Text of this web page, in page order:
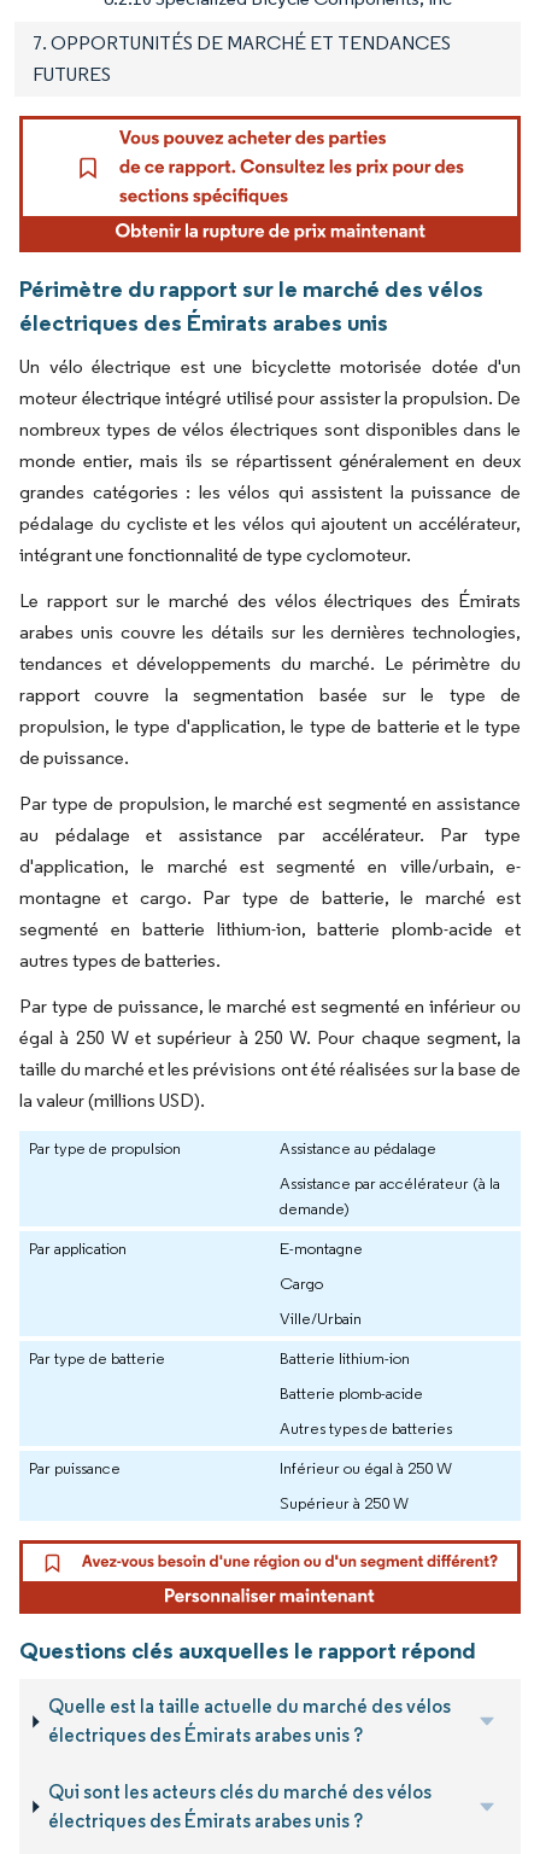
7. OPPORTUNITÉS DE MARCHÉ ET TENDANCES
FUTURES
Périmètre du rapport sur le marché des vélos
électriques des Émirats arabes unis
Un vélo électrique est une bicyclette motorisée dotée d'un
moteur électrique intégré utilisé pour assister la propulsion. De
nombreux types de vélos électriques sont disponibles dans le
monde entier, mais ils se répartissent généralement en deux
grandes catégories : les vélos qui assistent la puissance de
pédalage du cycliste et les vélos qui ajoutent un accélérateur,
intégrant une fonctionnalité de type cyclomoteur.
Le rapport sur le marché des vélos électriques des Émirats
arabes unis couvre les détails sur les dernières technologies,
tendances et développements du marché. Le périmètre du
rapport couvre la segmentation basée sur le type de
propulsion, le type d'application, le type de batterie et le type
de puissance.
Par type de propulsion, le marché est segmenté en assistance
au pédalage et assistance par accélérateur. Par type
d'application, le marché est segmenté en ville/urbain, e-
montagne et cargo. Par type de batterie, le marché est
segmenté en batterie lithium-ion, batterie plomb-acide et
autres types de batteries.
Par type de puissance, le marché est segmenté en inférieur ou
égal à 250 W et supérieur à 250 W. Pour chaque segment, la
taille du marché et les prévisions ont été réalisées sur la base de
la valeur (millions USD).
Par type de propulsion
Assistance au pédalage
Assistance par accélérateur (à la
demande)
Par application
E-montagne
Cargo
Ville/Urbain
Par type de batterie
Batterie lithium-ion
Batterie plomb-acide
Autres types de batteries
Par puissance
Inférieur ou égal à 250 W
Supérieur à 250 W
Questions clés auxquelles le rapport répond
Quelle est la taille actuelle du marché des vélos
électriques des Émirats arabes unis ?
Qui sont les acteurs clés du marché des vélos
électriques des Émirats arabes unis ?